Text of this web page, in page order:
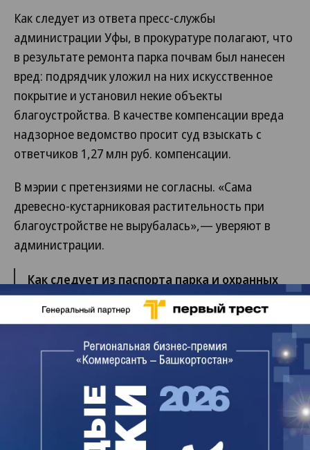
Как следует из ответа пресс-службы
администрации Уфы, в прокуратуре полагают, что
в результате ремонта парка почвам был нанесен
вред: подрядчик уложил на них искусственное
покрытие и установил некие объекты
благоустройства. В качестве компенсации вреда
надзорное ведомство просит суд взыскать с
ответчиков 1,27 млн руб. компенсации.
В мэрии с претензиями не согласны. «Сама
древесно-кустарниковая растительность при
благоустройстве не вырубалась»,— уверяют в
администрации.
Как следует из паспорта парка и охранных
обязательств, утвержденных
министерством природопользования и
экологии Башкирии, на его территории
разрешена рекреационная деятельность,
рубки. «Все работы проводились в рамках
установленного разрешенного режима»,—
заявили в мэрии.